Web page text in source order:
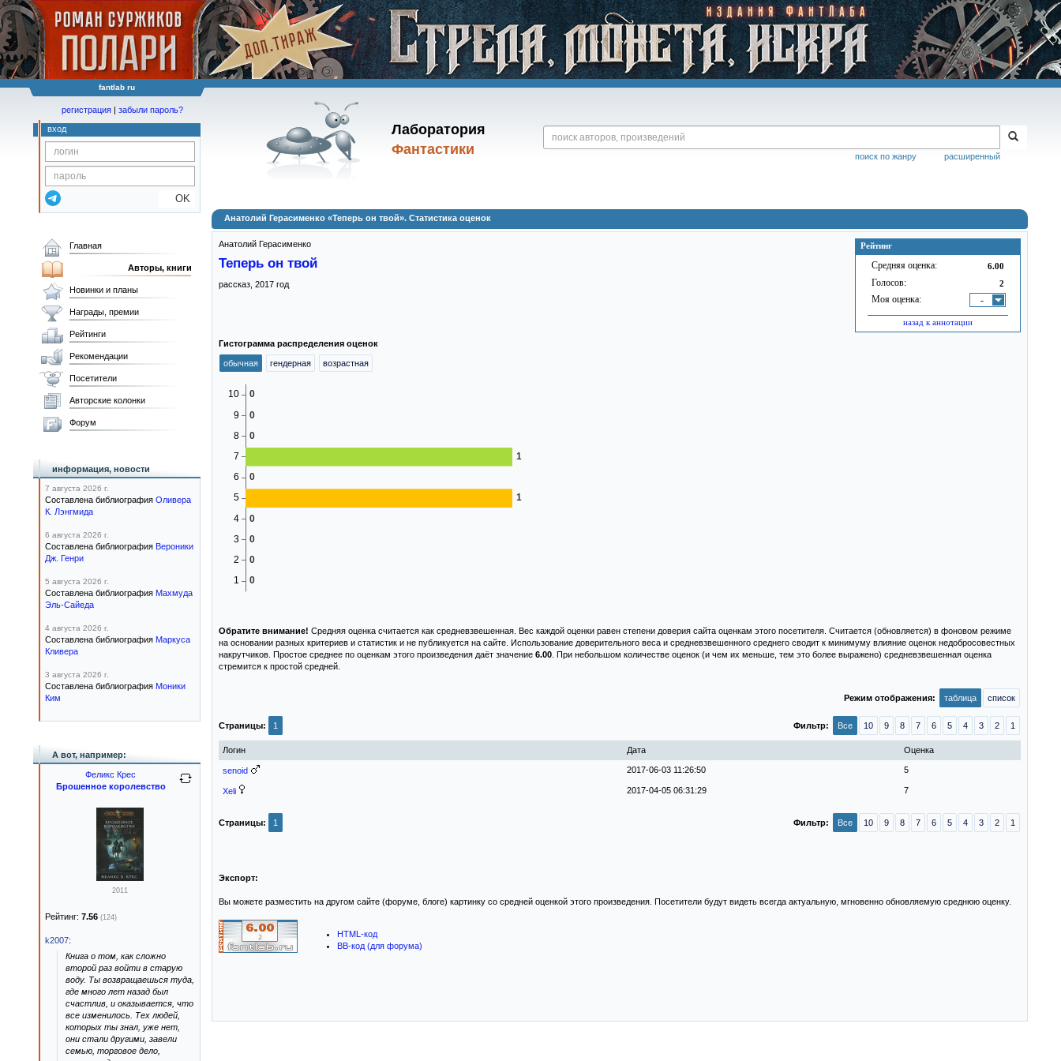
fantlab ru
Лаборатория
Фантастики
расширенный
поиск по жанру
регистрация | забыли пароль?
вход
OK
Анатолий Герасименко «Теперь он твой». Статистика оценок
Рейтинг
Средняя оценка: 6.00
Голосов: 2
Моя оценка: -
назад к аннотации
Анатолий Герасименко
Теперь он твой
рассказ, 2017 год
Гистограмма распределения оценок
обычная гендерная возрастная
Обратите внимание! Средняя оценка считается как средневзвешенная. Вес каждой оценки равен степени доверия сайта оценкам этого посетителя. Считается (обновляется) в фоновом режиме
на основании разных критериев и статистик и не публикуется на сайте. Использование доверительного веса и средневзвешенного среднего сводит к минимуму влияние оценок недобросовестных
накрутчиков. Простое среднее по оценкам этого произведения даёт значение 6.00 . При небольшом количестве оценок (и чем их меньше, тем это более выражено) средневзвешенная оценка
стремится к простой средней.
Режим отображения: таблица список
Все 10 9 8 7 6 5 4 3 2 1
Фильтр:
Страницы: 1
Логин Дата Оценка
senoid 2017-06-03 11:26:50 5
Xeli 2017-04-05 06:31:29 7
Все 10 9 8 7 6 5 4 3 2 1
Фильтр:
Страницы: 1
Экспорт:
Вы можете разместить на другом сайте (форуме, блоге) картинку со средней оценкой этого произведения. Посетители будут видеть всегда актуальную, мгновенно обновляемую среднюю оценку.
HTML-код
BB-код (для форума)
Главная
Авторы, книги
Новинки и планы
Награды, премии
Рейтинги
Рекомендации
Посетители
Авторские колонки
Форум
информация, новости
7 августа 2026 г.
Составлена библиография Оливера
К. Лэнгмида
6 августа 2026 г.
Составлена библиография Вероники
Дж. Генри
5 августа 2026 г.
Составлена библиография Махмуда
Эль-Сайеда
4 августа 2026 г.
Составлена библиография Маркуса
Кливера
3 августа 2026 г.
Составлена библиография Моники
Ким
А вот, например:
Феликс Крес
Брошенное королевство
2011
Рейтинг: 7.56 (124)
k2007:
Книга о том, как сложно
второй раз войти в старую
воду. Ты возвращаешься туда,
где много лет назад был
счастлив, и оказывается, что
все изменилось. Тех людей,
которых ты знал, уже нет,
они стали другими, завели
семью, торговое дело,